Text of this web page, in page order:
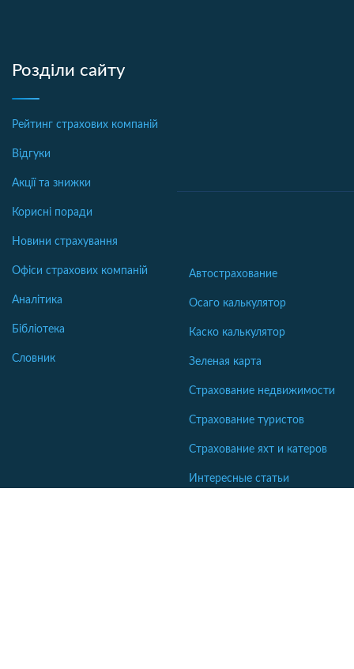
Розділи сайту
Рейтинг страхових компаній
Відгуки
Акції та знижки
Корисні поради
Новини страхування
Офіси страхових компаній
Аналітика
Бібліотека
Словник
Автострахование
Осаго калькулятор
Каско калькулятор
Зеленая карта
Страхование недвижимости
Страхование туристов
Страхование яхт и катеров
Интересные статьи